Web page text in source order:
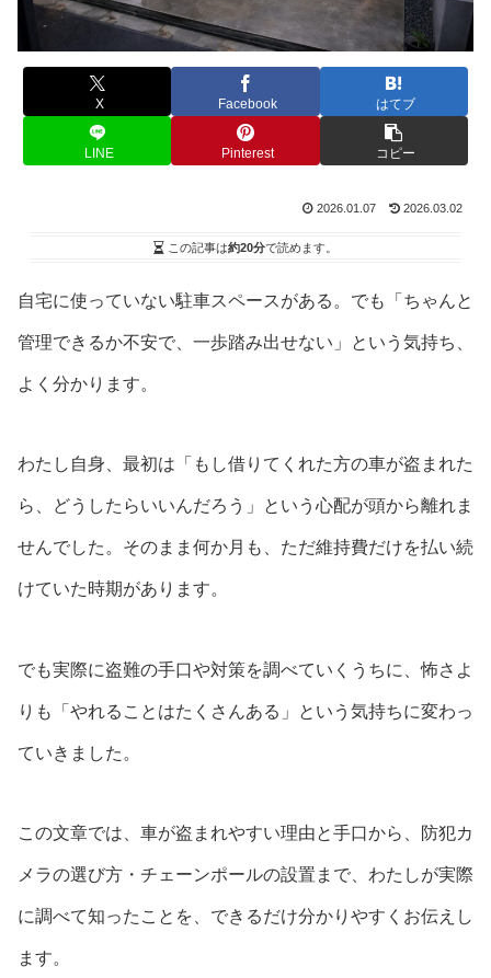
X Facebook はてブ
LINE Pinterest コピー
2026.01.07 2026.03.02
この記事は約20分で読めます。
自宅に使っていない駐車スペースがある。でも「ちゃんと
管理できるか不安で、一歩踏み出せない」という気持ち、
よく分かります。
わたし自身、最初は「もし借りてくれた方の車が盗まれた
ら、どうしたらいいんだろう」という心配が頭から離れま
せんでした。そのまま何か月も、ただ維持費だけを払い続
けていた時期があります。
でも実際に盗難の手口や対策を調べていくうちに、怖さよ
りも「やれることはたくさんある」という気持ちに変わっ
ていきました。
この文章では、車が盗まれやすい理由と手口から、防犯カ
メラの選び方・チェーンポールの設置まで、わたしが実際
に調べて知ったことを、できるだけ分かりやすくお伝えし
ます。